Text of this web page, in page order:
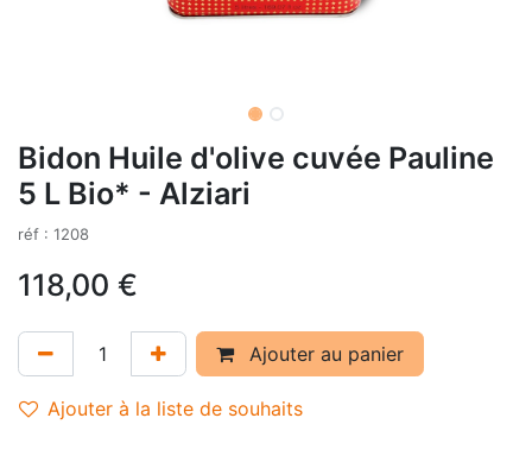
Bidon Huile d'olive cuvée Pauline
5 L Bio* - Alziari
réf : 1208
118,00 €
Ajouter au panier
Ajouter à la liste de souhaits